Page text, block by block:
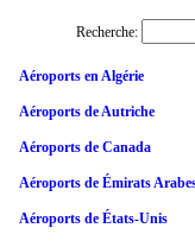
Recherche:
Aéroports en Algérie
Aéroports de Autriche
Aéroports de Canada
Aéroports de Émirats
Aéroports de États-Unis